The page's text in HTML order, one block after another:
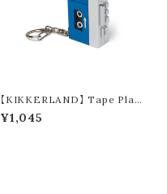
【KIKKERLAND】 Tape Play
er LED Keychain
¥1,045